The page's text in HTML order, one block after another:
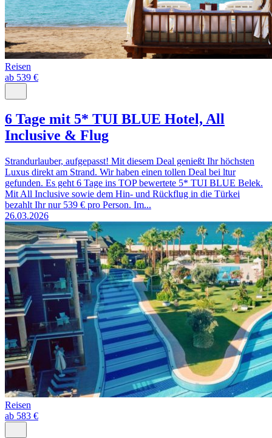
Reisen
ab 539 €
6 Tage mit 5* TUI BLUE Hotel, All
Inclusive & Flug
Strandurlauber, aufgepasst! Mit diesem Deal genießt Ihr höchsten
Luxus direkt am Strand. Wir haben einen tollen Deal bei ltur
gefunden. Es geht 6 Tage ins TOP bewertete 5* TUI BLUE Belek.
Mit All Inclusive sowie dem Hin- und Rückflug in die Türkei
bezahlt Ihr nur 539 € pro Person. Im...
26.03.2026
Reisen
ab 583 €